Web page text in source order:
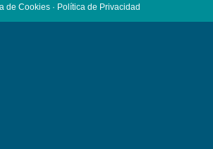
de Cookies· Política de Privacidad